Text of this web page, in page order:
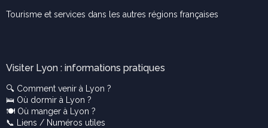
Tourisme et services dans les autres régions françaises
Visiter Lyon : informations pratiques
🔍 Comment venir à Lyon ?
🛌 Où dormir à Lyon ?
🍽️ Où manger à Lyon ?
📞 Liens / Numéros utiles